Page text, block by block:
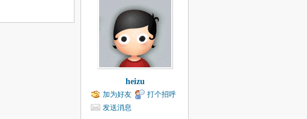
heizu
加为好友
打个招呼
发送消息